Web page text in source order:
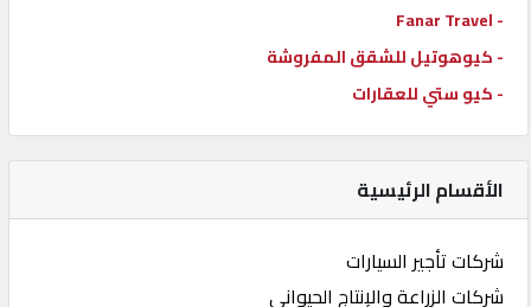
- Fanar Travel
- كيوهوتيل للشقق المفروشة
- كيو ستي للعقارات
الأقسام الرئيسية
شركات تأجير السيارات
شركات الزراعة والإنتاج الحيواني